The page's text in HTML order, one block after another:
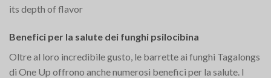
its depth of flavor​
Benefici per la salute dei funghi psilocibina
Oltre al loro incredibile gusto, le barrette ai funghi Tagalongs
di One Up offrono anche numerosi benefici per la salute. I